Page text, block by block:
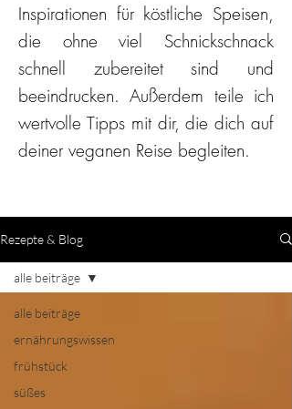
Inspirationen für köstliche Speisen,
die ohne viel Schnickschnack
schnell zubereitet sind und
beeindrucken. Außerdem teile ich
wertvolle Tipps mit dir, die dich auf
deiner veganen Reise begleiten.
Rezepte & Blog
alle beiträge
ernährungswissen
frühstück
süßes
alle beiträge